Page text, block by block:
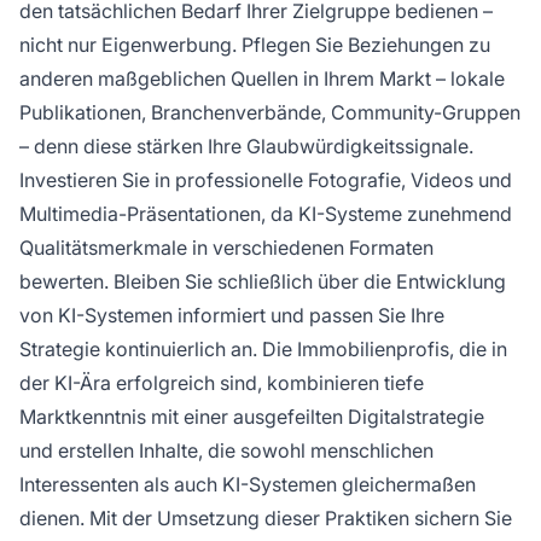
den tatsächlichen Bedarf Ihrer Zielgruppe bedienen –
nicht nur Eigenwerbung. Pflegen Sie Beziehungen zu
anderen maßgeblichen Quellen in Ihrem Markt – lokale
Publikationen, Branchenverbände, Community-Gruppen
– denn diese stärken Ihre Glaubwürdigkeitssignale.
Investieren Sie in professionelle Fotografie, Videos und
Multimedia-Präsentationen, da KI-Systeme zunehmend
Qualitätsmerkmale in verschiedenen Formaten
bewerten. Bleiben Sie schließlich über die Entwicklung
von KI-Systemen informiert und passen Sie Ihre
Strategie kontinuierlich an. Die Immobilienprofis, die in
der KI-Ära erfolgreich sind, kombinieren tiefe
Marktkenntnis mit einer ausgefeilten Digitalstrategie
und erstellen Inhalte, die sowohl menschlichen
Interessenten als auch KI-Systemen gleichermaßen
dienen. Mit der Umsetzung dieser Praktiken sichern Sie